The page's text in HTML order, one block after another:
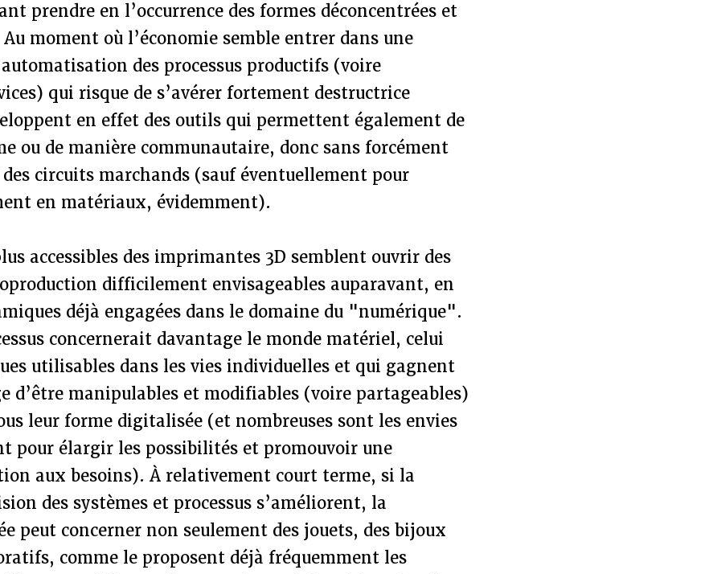
prendre en l’occurrence des formes déconcentrées et
moment où l’économie semble entrer dans une
des processus productifs (voire
qui risque de s’avérer fortement destructrice
en effet des outils qui permettent également de
ou de manière communautaire, donc sans forcément
circuits marchands (sauf éventuellement pour
en matériaux, évidemment).
accessibles des imprimantes 3D semblent ouvrir des
difficilement envisageables auparavant, en
déjà engagées dans le domaine du "numérique".
concernerait davantage le monde matériel, celui
utilisables dans les vies individuelles et qui gagnent
d’être manipulables et modifiables (voire partageables)
leur forme digitalisée (et nombreuses sont les envies
pour élargir les possibilités et promouvoir une
aux besoins). À relativement court terme, si la
des systèmes et processus s’améliorent, la
peut concerner non seulement des jouets, des bijoux
comme le proposent déjà fréquemment les